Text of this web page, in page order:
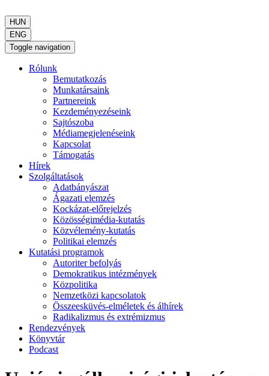
HUN
ENG
Toggle navigation
Rólunk
Bemutatkozás
Munkatársaink
Partnereink
Kezdeményezéseink
Sajtószoba
Médiamegjelenéseink
Kapcsolat
Támogatás
Hírek
Szolgáltatások
Adatbányászat
Ágazati elemzés
Kockázat-előrejelzés
Közösségimédia-kutatás
Közvélemény-kutatás
Politikai elemzés
Kutatási programok
Autoriter befolyás
Demokratikus intézmények
Közpolitika
Nemzetközi kapcsolatok
Összeesküvés-elméletek és álhírek
Radikalizmus és extrémizmus
Rendezvények
Könyvtár
Podcast